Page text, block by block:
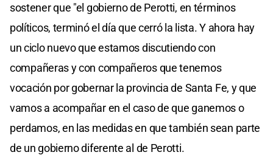
sostener que "el gobierno de Perotti, en términos
políticos, terminó el día que cerró la lista. Y ahora hay
un ciclo nuevo que estamos discutiendo con
compañeras y con compañeros que tenemos
vocación por gobernar la provincia de Santa Fe, y que
vamos a acompañar en el caso de que ganemos o
perdamos, en las medidas en que también sean parte
de un gobierno diferente al de Perotti.